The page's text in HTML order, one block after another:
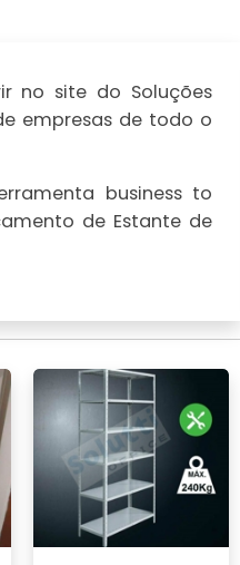
no site do Soluções
empresas de todo o
business to
de Estante de